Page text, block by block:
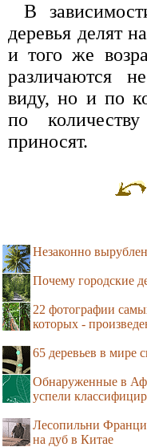
В
деревья делят
и того же
различаются
виду, но и по
по
приносят.
Незаконно
Почему городские
22 фотографии
которых -
65 деревьев в мире
Обнаруженные в
успели
Лесопильни
на дуб в Китае